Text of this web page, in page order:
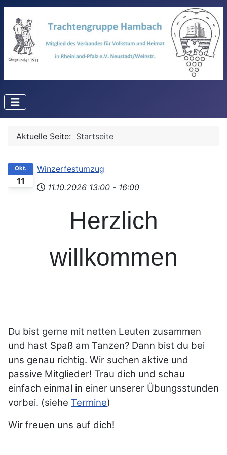
Aktuelle Seite: Startseite
11
Okt.
Winzerfestumzug
11.10.2026 13:00 - 16:00
Herzlich
willkommen
Du bist gerne mit netten Leuten zusammen
und hast Spaß am Tanzen? Dann bist du bei
uns genau richtig. Wir suchen aktive und
passive Mitglieder! Trau dich und schau
einfach einmal in einer unserer Übungsstunden
vorbei. (siehe Termine)
Wir freuen uns auf dich!